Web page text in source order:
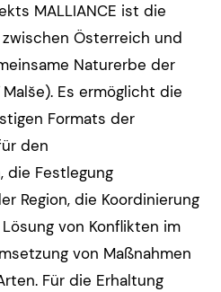
MALLIANCE ist die
Österreich und
Naturerbe der
Es ermöglicht die
Formats der
den
die Festlegung
Region, die Koordinierung
von Konflikten im
von Maßnahmen
Für die Erhaltung